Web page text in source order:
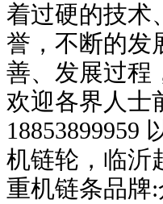
着过硬的技术
誉，不断的发
善、发展过程
欢迎各界人士
18853899959
机链轮，临沂
重机链条品牌